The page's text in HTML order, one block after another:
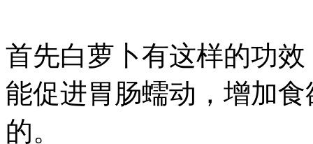
首先白萝卜有这样的功
能促进胃肠蠕动，增加
的。